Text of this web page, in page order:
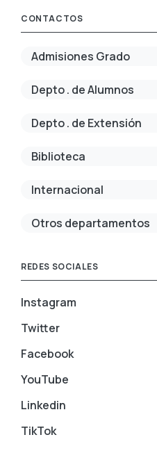
CONTACTOS
Admisiones Grado
Depto . de Alumnos
Depto . de Extensión
Biblioteca
Internacional
Otros departamentos
REDES SOCIALES
Instagram
Twitter
Facebook
YouTube
Linkedin
TikTok